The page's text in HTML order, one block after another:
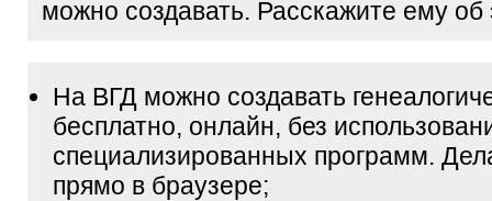
можно создавать. Расскажите ему об
На ВГД можно создавать
бесплатно, онлайн, без
специализированных программ.
прямо в браузере;